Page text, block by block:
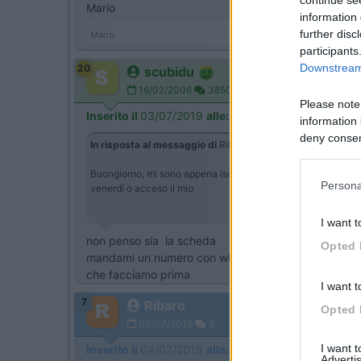
information
further
Please
information
deny
I want
Opted
I want
Opted
I want
Mario
Mario
20 scubidu
16/02/2006 3850
Inserito il 03/07/2019 alle:
In risposta al messaggio di Ribaro 03/07/2019 alle
Buongiorno, mi sono appena iscritto su questo forum per
venerdì o acceso il mio
non penso sia la scheda
mandami un numero con whatsapp in privato
che facciamo prima
7 Ribaro
03/07/2019 2
Inserito il 04/07/2019 alle: